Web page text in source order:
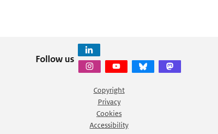
Follow us
Copyright
Privacy
Cookies
Accessibility